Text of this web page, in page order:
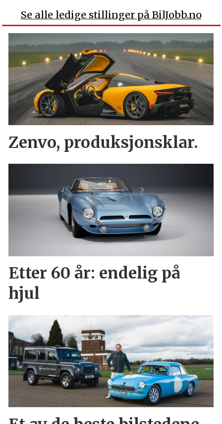
Se alle ledige stillinger på BilJobb.no
Zenvo, produksjonsklar.
Etter 60 år: endelig på
hjul